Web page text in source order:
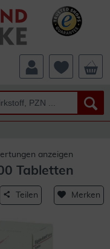
anzeigen
Tabletten
Teilen Merken